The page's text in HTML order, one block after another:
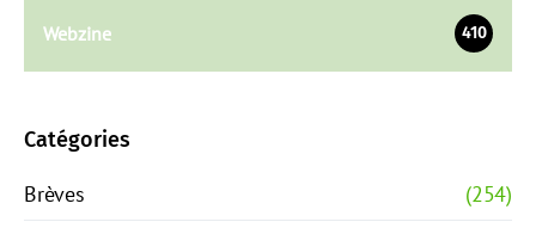
Webzine 410
Catégories
Brèves
(254)